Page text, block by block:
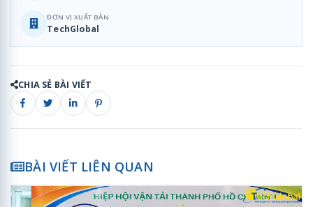
ĐƠN VỊ XUẤT BẢN
TechGlobal
CHIA SẺ BÀI VIẾT
BÀI VIẾT LIÊN QUAN